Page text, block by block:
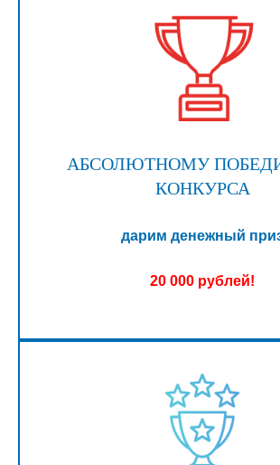
АБСОЛЮТНОМУ
КОНКУРСА
дарим денежный
20 000 рублей!